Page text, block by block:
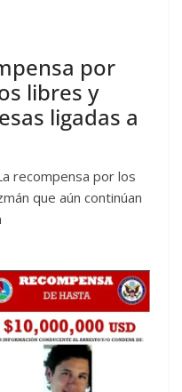
por
libres y
ligadas a
recompensa por los
que aún continúan